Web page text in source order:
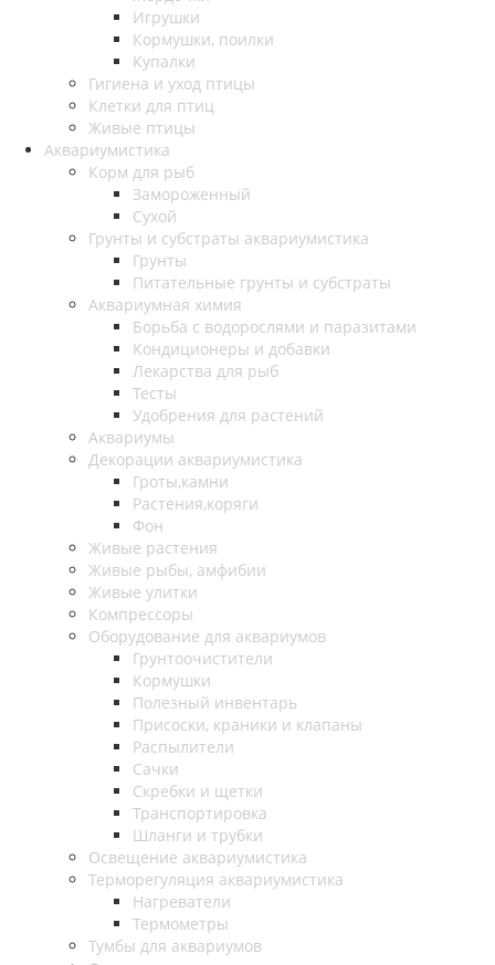
Игрушки
Кормушки, поилки
Купалки
Гигиена и уход птицы
Клетки для птиц
Живые птицы
Аквариумистика
Корм для рыб
Замороженный
Сухой
Грунты и субстраты аквариумистика
Грунты
Питательные грунты и субстраты
Аквариумная химия
Борьба с водорослями и паразитами
Кондиционеры и добавки
Лекарства для рыб
Тесты
Удобрения для растений
Аквариумы
Декорации аквариумистика
Гроты,камни
Растения,коряги
Фон
Живые растения
Живые рыбы, амфибии
Живые улитки
Компрессоры
Оборудование для аквариумов
Грунтоочистители
Кормушки
Полезный инвентарь
Присоски, краники и клапаны
Распылители
Сачки
Скребки и щетки
Транспортировка
Шланги и трубки
Освещение аквариумистика
Терморегуляция аквариумистика
Нагреватели
Термометры
Тумбы для аквариумов